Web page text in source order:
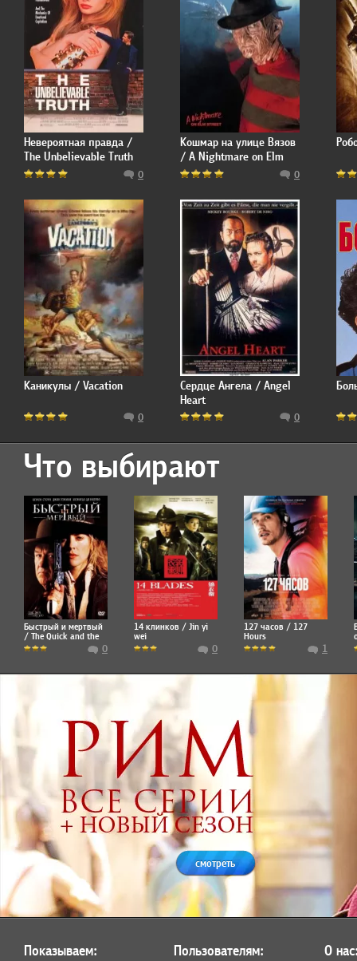
Невероятная правда /
The Unbelievable Truth
0
Кошмар на улице Вязов
/ A Nightmare on Elm
Street
0
Каникулы / Vacation
0
Сердце Ангела / Angel
Heart
0
Что выбирают
Быстрый и мертвый
/ The Quick and the
Dead
0
14 клинков / Jin yi
wei
0
127 часов / 127
Hours
1
смотреть
Показываем: Пользователям: О